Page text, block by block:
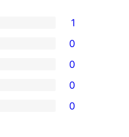
1
0
0
0
0